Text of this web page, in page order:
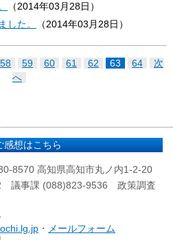
（2014年03月28日 ）
した。
（2014年03月28日 ）
58 59 60 61 62 63 64
次
へ
感想はこちら
8570 高知県高知市丸ノ内1-2-20
議事課 (088)823-9536 政策調査
・ メールフォーム